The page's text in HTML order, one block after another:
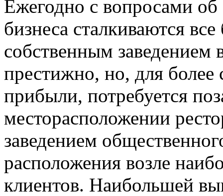
Ежегодно с вопросами
бизнеса сталкиваются
собственным
престижно, но, для более
прибыли, потребуется
месторасположении
заведением
расположения возле
клиентов. Наибольшей